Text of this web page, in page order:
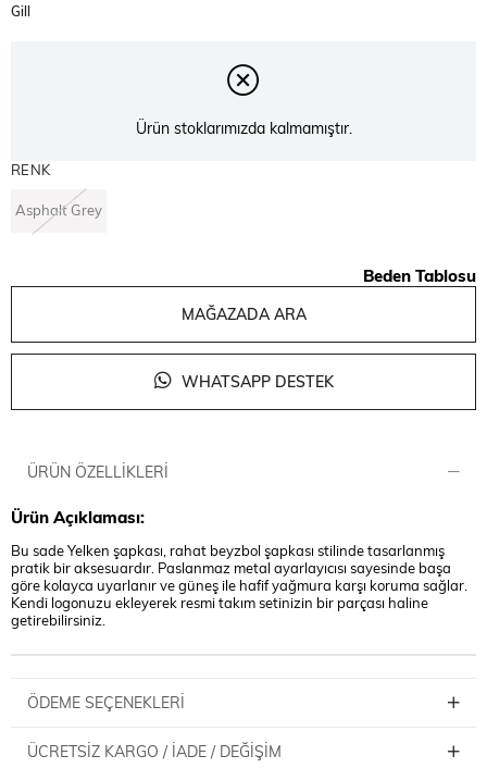
Gill
Ürün stoklarımızda kalmamıştır.
RENK
Asphalt Grey
Beden Tablosu
MAĞAZADA ARA
WHATSAPP DESTEK
ÜRÜN ÖZELLIKLERI
Ürün Açıklaması:
Bu sade Yelken şapkası, rahat beyzbol şapkası stilinde tasarlanmış
pratik bir aksesuardır. Paslanmaz metal ayarlayıcısı sayesinde başa
göre kolayca uyarlanır ve güneş ile hafif yağmura karşı koruma sağlar.
Kendi logonuzu ekleyerek resmi takım setinizin bir parçası haline
getirebilirsiniz.
ÖDEME SEÇENEKLERI
ÜCRETSIZ KARGO / İADE / DEĞIŞIM